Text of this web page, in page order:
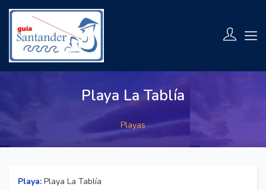
Playa La Tablía
Playas
Playa: Playa La Tablía